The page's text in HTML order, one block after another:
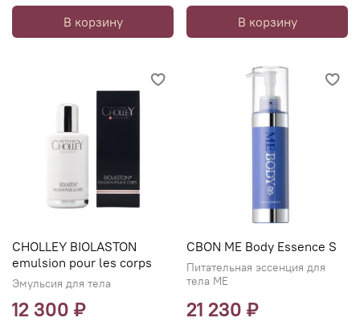
В корзину В корзину
CHOLLEY BIOLASTON
emulsion pour les corps
Эмульсия для тела
12 300 ₽
CBON ME Body Essence S
Питательная эссенция для
тела ME
21 230 ₽